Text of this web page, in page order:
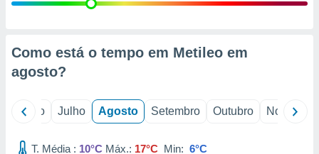
Como está o tempo em Metileo em
agosto?
Junho Julho Agosto Setembro Outubro Novembro
T. Média : 10°C Máx.: 17°C Min: 6°C